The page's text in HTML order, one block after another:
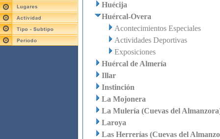
Huécija
Huércal-Overa
Acontecimientos Especiales
Actividades Deportivas
Exposiciones
Huércal de Almería
Illar
Instinción
La Mojonera
La Mulería (Cuevas del
Laroya
Las Herrerías (Cuevas del